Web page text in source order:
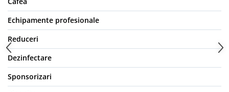
Echipamente profesionale
Reduceri
Dezinfectare
Sponsorizari